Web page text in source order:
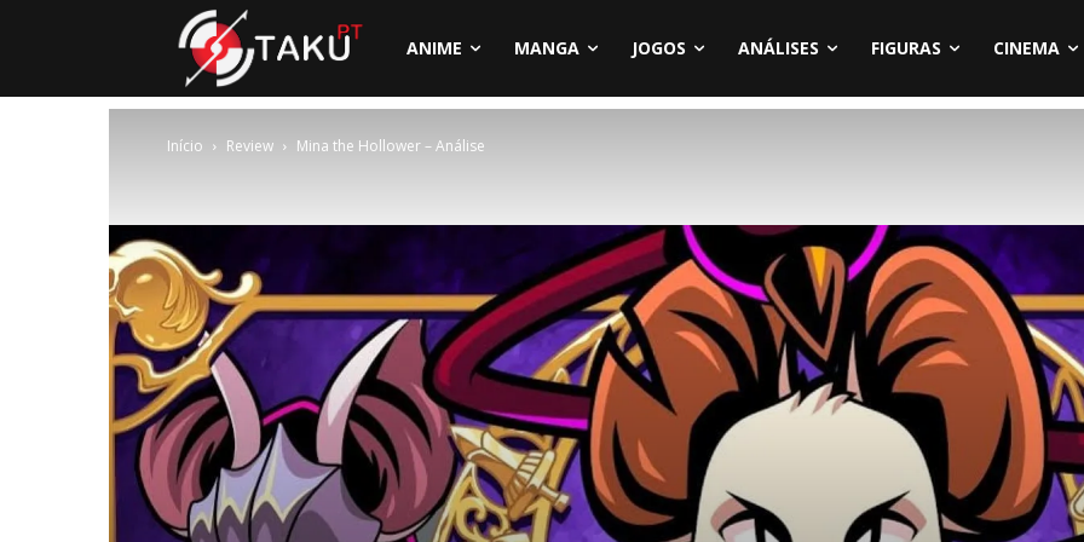
ANIME MANGA JOGOS ANÁLISES FIGURAS CINEMA
Início Review Mina the Hollower – Análise